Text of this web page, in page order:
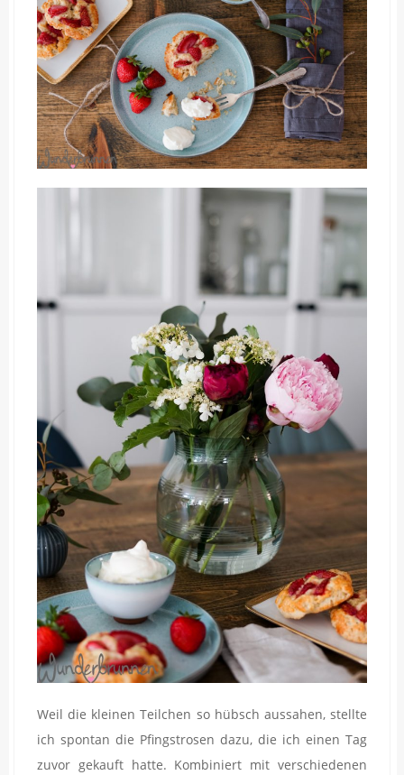
Weil die kleinen Teilchen so hübsch aussahen, stellte
ich spontan die Pfingstrosen dazu, die ich einen Tag
zuvor gekauft hatte. Kombiniert mit verschiedenen